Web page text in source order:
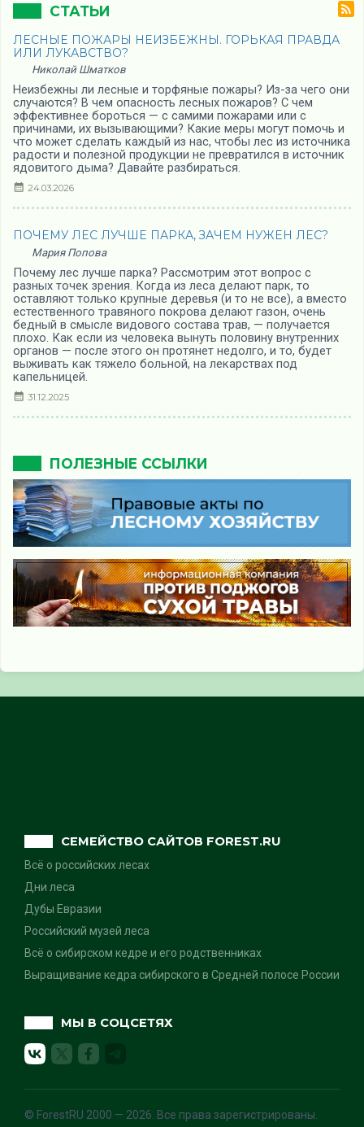
СТАТЬИ
ЛЕСНЫЕ ПОЖАРЫ НЕИЗБЕЖНЫ. ГОРЬКАЯ ПРАВДА
ИЛИ ЛУКАВСТВО?
Николай Шматков
Неизбежны ли лесные и торфяные пожары? Из-за чего они
случаются? В чем опасность лесных пожаров? С чем
эффективнее бороться — с самими пожарами или с
причинами, их вызывающими? Какие меры могут помочь и
что может сделать каждый из нас, чтобы лес из источника
радости и полезной продукции не превратился в источник
ядовитого дыма? Давайте разбираться.
24.03.2026
ПОЧЕМУ ЛЕС ЛУЧШЕ ПАРКА, ЗАЧЕМ НУЖЕН ЛЕС?
Мария Попова
Почему лес лучше парка? Рассмотрим этот вопрос с
разных точек зрения. Когда из леса делают парк, то
оставляют только крупные деревья (и то не все), а вместо
естественного травяного покрова делают газон, очень
бедный в смысле видового состава трав, — получается
плохо. Как если из человека вынуть половину внутренних
органов — после этого он протянет недолго, и то, будет
выживать как тяжело больной, на лекарствах под
капельницей.
31.12.2025
ПОЛЕЗНЫЕ ССЫЛКИ
СЕМЕЙСТВО САЙТОВ FOREST.RU
Всё о российских лесах
Дни леса
Дубы Евразии
Российский музей леса
Всё о сибирском кедре и его родственниках
Выращивание кедра сибирского в Средней полосе России
МЫ В СОЦСЕТЯХ
© ForestRU 2000 — 2026. Все права зарегистрированы.